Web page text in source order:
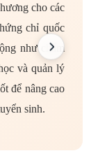
cho các
chỉ quốc
như chấm
và quản lý
để nâng cao
sinh.